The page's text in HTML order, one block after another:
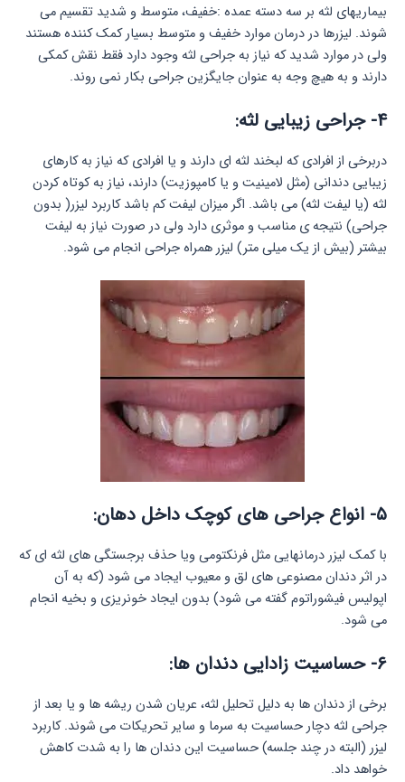
بیماریهای لثه بر سه دسته عمده :خفیف، متوسط و شدید تقسیم می
شوند. لیزرها در درمان موارد خفیف و متوسط بسیار کمک کننده هستند
ولی در موارد شدید که نیاز به جراحی لثه وجود دارد فقط نقش کمکی
دارند و به هیچ وجه به عنوان جایگزین جراحی بکار نمی روند.
۴- جراحی زیبایی لثه:
دربرخی از افرادی که لبخند لثه ای دارند و یا افرادی که نیاز به کارهای
زیبایی دندانی (مثل لامینیت و یا کامپوزیت) دارند، نیاز به کوتاه کردن
لثه (یا لیفت لثه) می باشد. اگر میزان لیفت کم باشد کاربرد لیزر( بدون
جراحی) نتیجه ی مناسب و موثری دارد ولی در صورت نیاز به لیفت
بیشتر (بیش از یک میلی متر) لیزر همراه جراحی انجام می شود.
۵- انواع جراحی های کوچک داخل دهان:
با کمک لیزر درمانهایی مثل فرنکتومی ویا حذف برجستگی های لثه ای که
در اثر دندان مصنوعی های لق و معیوب ایجاد می شود (که به آن
اپولیس فیشوراتوم گفته می شود) بدون ایجاد خونریزی و بخیه انجام
می شود.
۶- حساسیت زادایی دندان ها:
برخی از دندان ها به دلیل تحلیل لثه، عریان شدن ریشه ها و یا بعد از
جراحی لثه دچار حساسیت به سرما و سایر تحریکات می شوند. کاربرد
لیزر (البته در چند جلسه) حساسیت این دندان ها را به شدت کاهش
خواهد داد.